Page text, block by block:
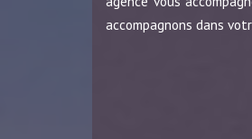
accompagnons dans